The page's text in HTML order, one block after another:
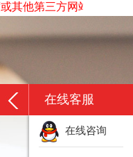
第三方网站平台发布的
在线客服
在线咨询